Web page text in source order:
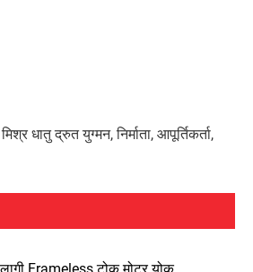
धातु द्रुत युग्मन, निर्माता, आपूर्तिकर्ता,